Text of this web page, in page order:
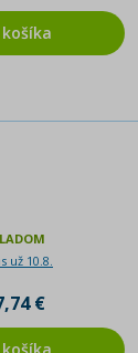
košíka
už 10.8.
€